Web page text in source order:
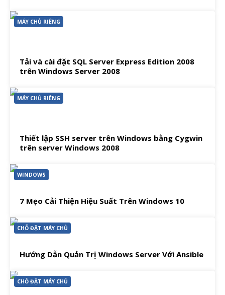
MÁY CHỦ RIÊNG
Tải và cài đặt SQL Server Express Edition 2008
trên Windows Server 2008
MÁY CHỦ RIÊNG
Thiết lập SSH server trên Windows bằng Cygwin
trên server Windows 2008
WINDOWS
7 Mẹo Cải Thiện Hiệu Suất Trên Windows 10
CHỖ ĐẶT MÁY CHỦ
Hướng Dẫn Quản Trị Windows Server Với Ansible
CHỖ ĐẶT MÁY CHỦ